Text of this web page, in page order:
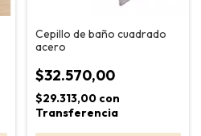
Cepillo de baño cuadrado
acero
$32.570,00
$29.313,00 con
Transferencia